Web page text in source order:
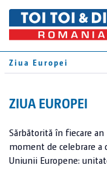
TOALETE MOBILE
TOALETE
TOI® FRESH
TOI® WATER
CONTAINERE
CONTAINER OFFICE
CONTAINER
GARDURI
SERVICII
Ziua Europei
ZIUA EUROPEI
Sărbătorită în fiecare
moment de celebrare a
Uniunii Europene: